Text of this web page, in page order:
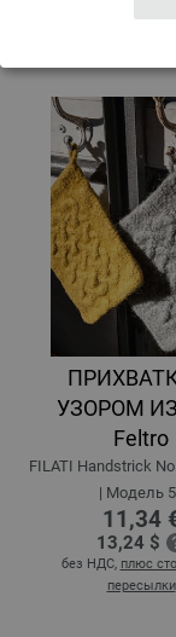
пересылки
УЗОРОМ
Feltro
FILATI Handstrick
| Модель
11,34
13,24 $
без НДС, плюс
пересылки